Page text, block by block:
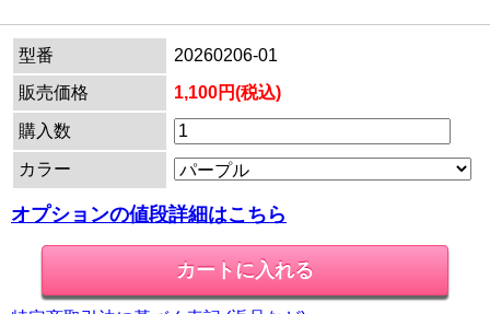
型番
20260206-01
販売価格
1,100円(税込)
購入数
カラー
オプションの値段詳細はこちら